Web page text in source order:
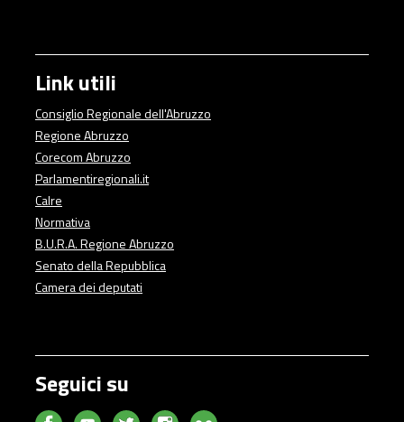
Link utili
Consiglio Regionale dell'Abruzzo
Regione Abruzzo
Corecom Abruzzo
Parlamentiregionali.it
Calre
Normativa
B.U.R.A. Regione Abruzzo
Senato della Repubblica
Camera dei deputati
Seguici su